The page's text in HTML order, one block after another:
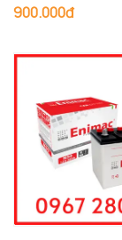
900.000đ